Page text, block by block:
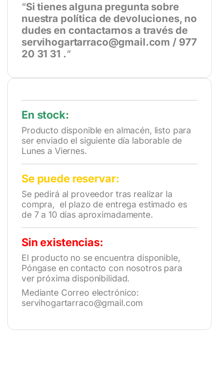
“Si tienes alguna pregunta sobre
nuestra política de devoluciones, no
dudes en contactarnos a través de
servihogartarraco@gmail.com / 977
20 31 31 .“
En stock:
Producto disponible en almacén, listo para
ser enviado el siguiente día laborable de
Lunes a Viernes.
Se puede reservar:
Se pedirá al proveedor tras realizar la
compra, el plazo de entrega estimado es
de 7 a 10 días aproximadamente.
Sin existencias:
El producto no se encuentra disponible,
Póngase en contacto con nosotros para
ver próxima disponibilidad.
Mediante Correo electrónico:
servihogartarraco@gmail.com